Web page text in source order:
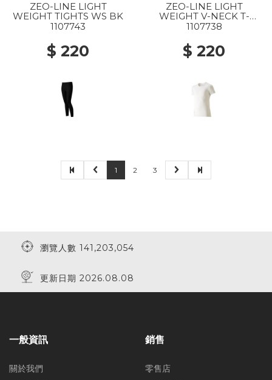
ZEO-LINE LIGHT
WEIGHT TIGHTS WS BK
1107743
$ 220
ZEO-LINE LIGHT
WEIGHT V-NECK T-
SHIRT MS WT
1107738
$ 220
1 2 3
瀏覽人數 141,203,054
更新日期 2026.08.08
一般資訊
關於我們
銷售
零售店